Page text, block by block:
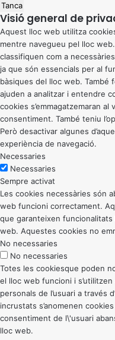
Tanca
Visió general de
Aquest lloc web utilitza
mentre navegueu pel lloc
classifiquen com a
ja que són essencials per al
bàsiques del lloc web.
ajuden a analitzar i entendre
cookies s’emmagatzemaran
consentiment. També teniu
Però desactivar algunes
experiència de navegació.
Necessaries
Necessaries
Sempre activat
Les cookies necessàries són
web funcioni correctament.
que garanteixen
web. Aquestes cookies no
No necessaries
No necessaries
Totes les cookiesque poden
el lloc web funcioni i
personals de l’usuari a través
incrustats s’anomenen
consentiment de l\'usuari
lloc web.